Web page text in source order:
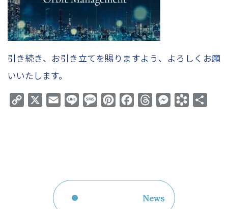
HOME
会社概要
コンサルタント紹介
採用情報
お問い合わせ
資料請求申し込み
Column
引き続き、お引き立てを賜りますよう、よろしくお願
いいたします。
Copy
Email Line MessagePinterestFacebookThreadsMessenger
News